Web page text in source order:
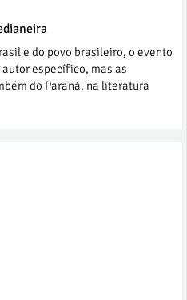
e do povo brasileiro, o evento
específico, mas as
do Paraná, na literatura